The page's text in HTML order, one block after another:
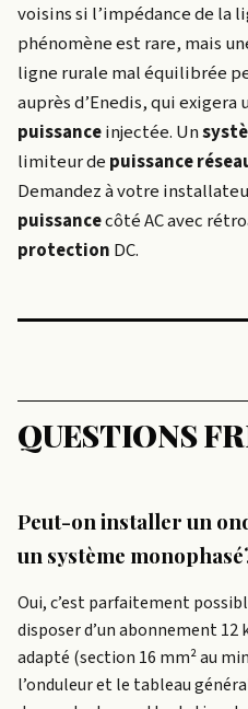
voisins si l’impédance de la
phénomène est rare, mais
ligne rurale mal équilibrée
auprès d’Enedis, qui
puissanceinjectée. Un
limiteur de puissance
Demandez à votre
puissancecôté AC avec
protection DC.
QUESTIONS
Peut-on installer un
un système
Oui, c’est parfaitement
disposer d’un abonnement 12
adapté (section 16 mm² au
l’onduleur et le tableau